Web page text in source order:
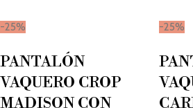
-25%
PANTALÓN
VAQUERO CROP
MADISON CON
-25%